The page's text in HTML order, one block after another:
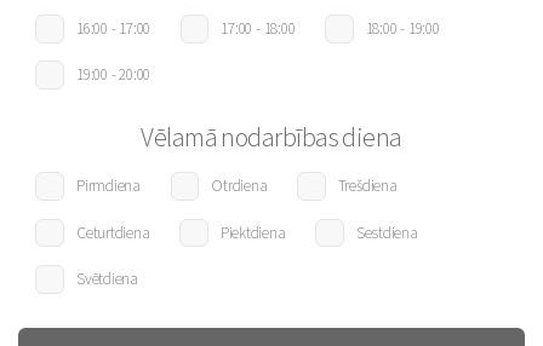
16:00 - 17:00 17:00 - 18:00 18:00 - 19:00
19:00 - 20:00
Vēlamā nodarbības diena
Pirmdiena Otrdiena Trešdiena
Ceturtdiena Piektdiena Sestdiena
Svētdiena